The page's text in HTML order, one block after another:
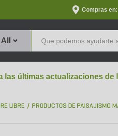
Compras en:
All
las últimas actualizaciones
LIBRE PRODUCTOS DE PAISAJISMO